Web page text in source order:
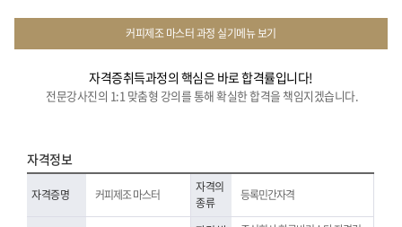
커피제조 마스터 과정 실기메뉴 보기
자격증취득과정의 핵심은 바로 합격률입니다!
전문강사진의 1:1 맞춤형 강의를 통해 확실한 합격을 책임지겠습니다.
자격정보
자격증명 커피제조 마스터
자격의
종류
등록민간자격